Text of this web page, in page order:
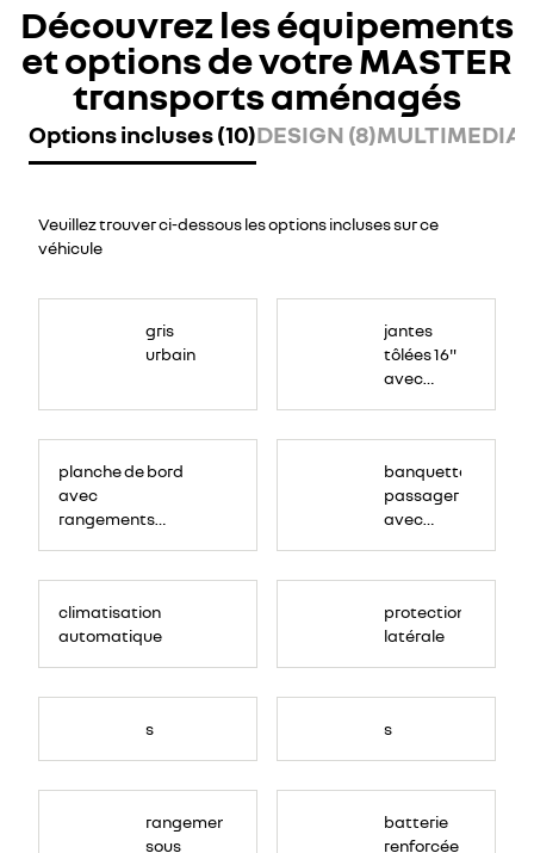
Découvrez les équipements
et options de votre MASTER
transports aménagés
Options incluses (10)DESIGN (8)MULTIMEDIA
Veuillez trouver ci-dessous les options incluses sur ce
véhicule
gris
urbain
jantes
tôlées 16"
avec
planche de bord
avec
rangements
banquette
passager
avec
climatisation
automatique
protection
latérale
s s
rangement
sous
batterie
renforcée